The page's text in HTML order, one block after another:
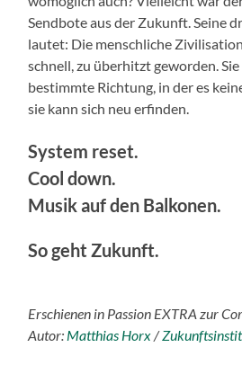
Sendbote aus der Zukunft. Seine
lautet: Die menschliche
schnell, zu überhitzt geworden.
bestimmte Richtung, in der es
sie kann sich neu erfinden.
System reset.
Cool down.
Musik auf den Balkonen.
So geht Zukunft.
Erschienen in Passion EXTRA zur
Autor: Matthias Horx/